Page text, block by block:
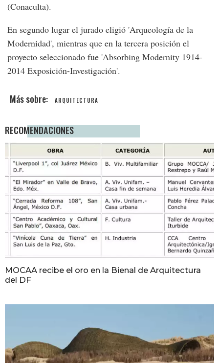
(Conaculta).
En segundo lugar el jurado eligió 'Arqueología de la
Modernidad', mientras que en la tercera posición el
proyecto seleccionado fue 'Absorbing Modernity 1914-
2014 Exposición-Investigación'.
ARQUITECTURA
RECOMENDACIONES
MOCAA recibe el oro en la Bienal de Arquitectura
del DF